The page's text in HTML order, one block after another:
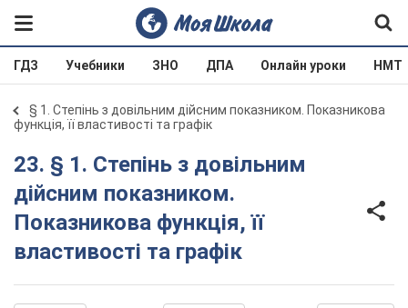
ГДЗ Учебники ЗНО ДПА Онлайн уроки НМТ
§ 1. Степінь з довільним дійсним показником. Показникова
функція, її властивості та графік
23. § 1. Степінь з довільним
дійсним показником.
Показникова функція, її
властивості та графік